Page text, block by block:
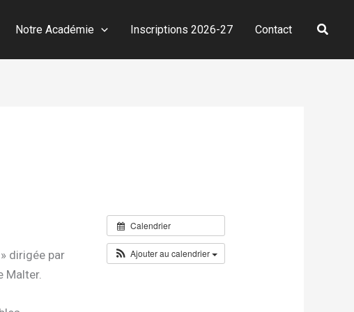
Notre Académie Inscriptions 2026-27 Contact
Calendrier
Ajouter au calendrier
dirigée par
Malter.